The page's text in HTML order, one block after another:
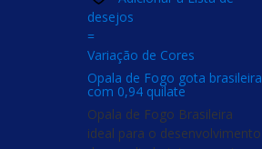
desejos
=
Variação de Cores
Opala de Fogo gota brasileira
com 0,94 quilate
Opala de Fogo Brasileira
ideal para o desenvolvimento